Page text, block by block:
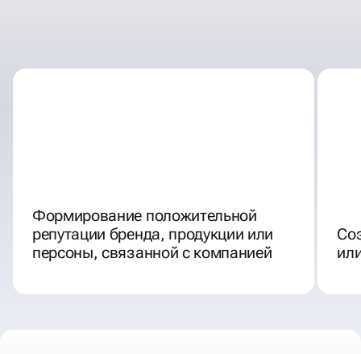
Формирование положительной
репутации бренда, продукции или
персоны, связанной с компанией